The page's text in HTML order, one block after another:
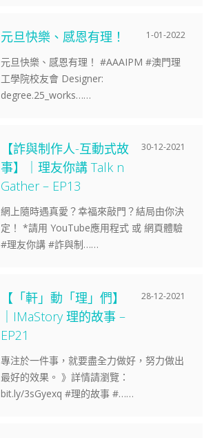
元旦快樂、感恩有理！ 1-01-2022
元旦快樂、感恩有理！ #AAAIPM #澳門理
工學院校友會 Designer:
degree.25_works……
【詐與制作人-互動式故
事】｜理友你講 Talk n
Gather – EP13
30-12-2021
網上隨時遇真愛？幸福來敲門？結局由你決
定！ *請用 YouTube應用程式 或 網頁體驗
#理友你講 #詐與制……
【「軒」動「理」們】
｜IMaStory 理的故事 –
EP21
28-12-2021
專注於一件事，就要盡全力做好，努力做出
最好的效果。 》詳情請瀏覽：
bit.ly/3sGyexq #理的故事 #……